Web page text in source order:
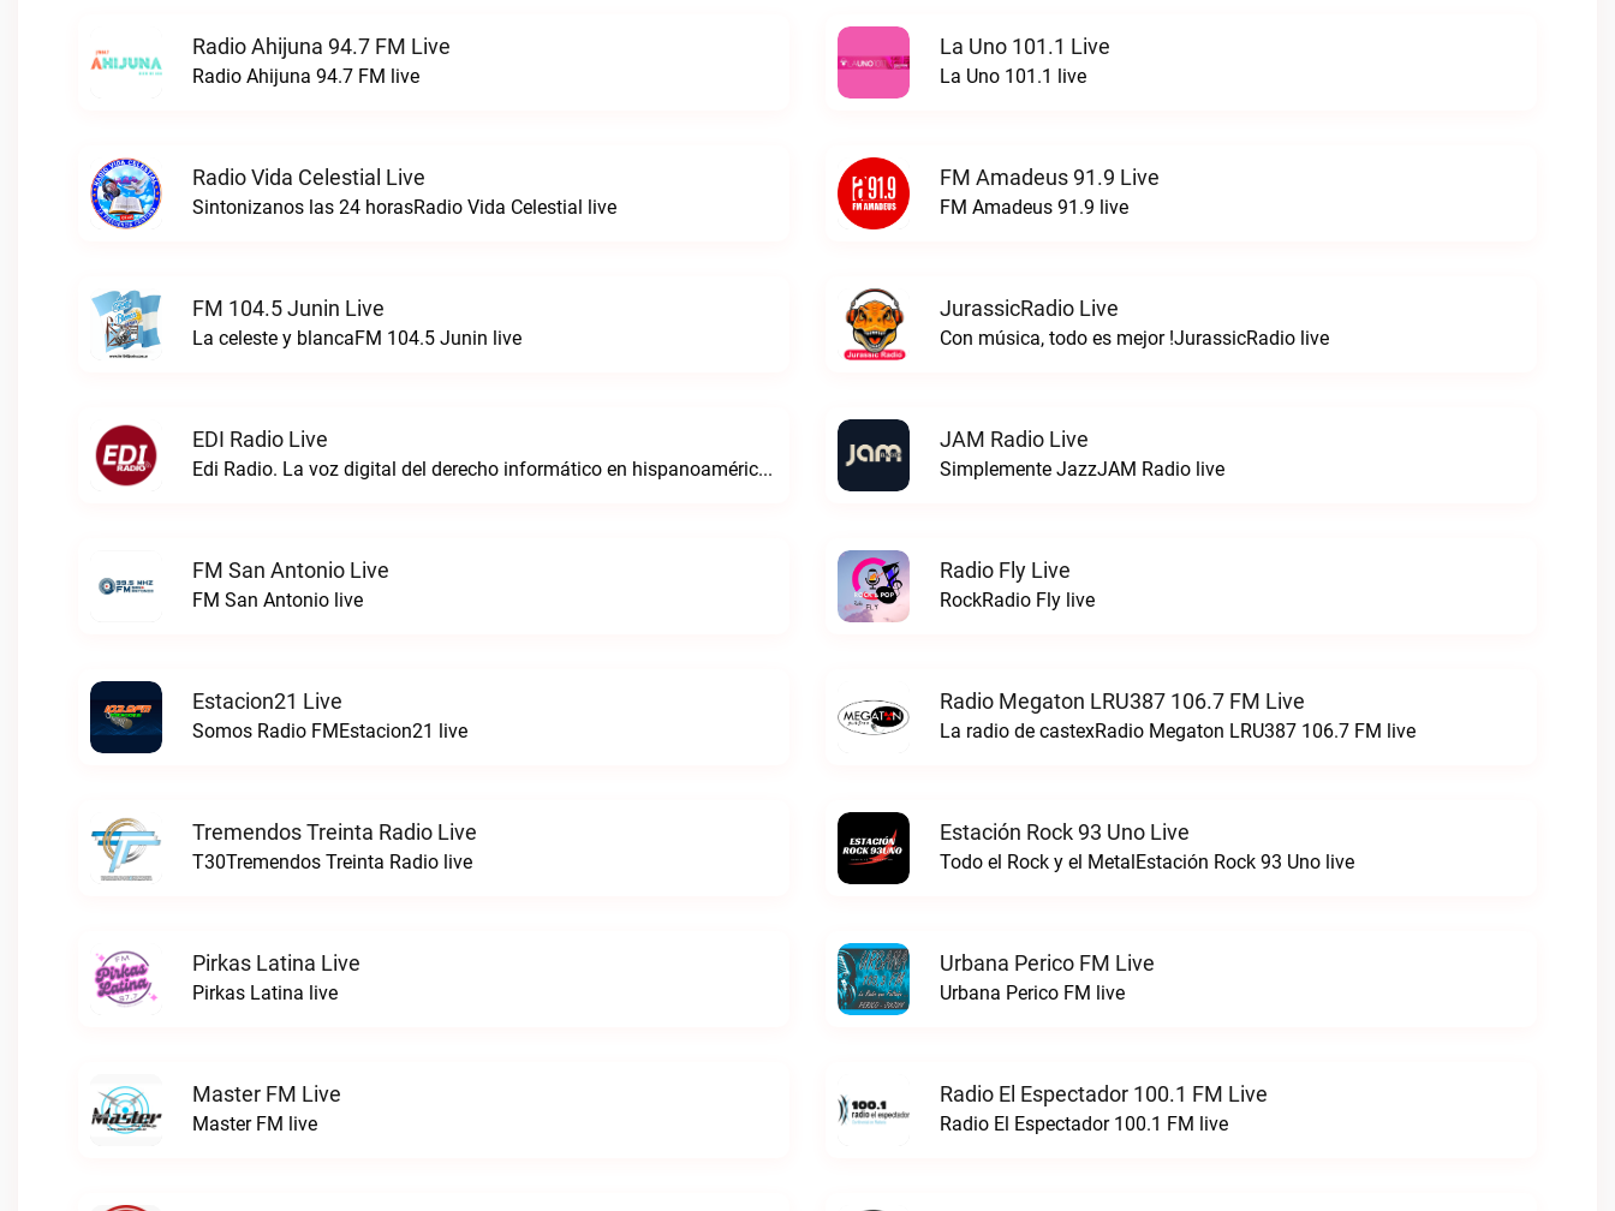
Radio Ahijuna 94.7 FM Live
Radio Ahijuna 94.7 FM live
La Uno 101.1 Live
La Uno 101.1 live
Radio Vida Celestial Live
Sintonizanos las 24 horasRadio Vida Celestial live
FM Amadeus 91.9 Live
FM Amadeus 91.9 live
FM 104.5 Junin Live
La celeste y blancaFM 104.5 Junin live
JurassicRadio Live
Con música, todo es mejor !JurassicRadio live
EDI Radio Live
Edi Radio. La voz digital del derecho informático en hispanoaméricaEDI Radio live
JAM Radio Live
Simplemente JazzJAM Radio live
FM San Antonio Live
FM San Antonio live
Radio Fly Live
RockRadio Fly live
Estacion21 Live
Somos Radio FMEstacion21 live
Radio Megaton LRU387 106.7 FM Live
La radio de castexRadio Megaton LRU387 106.7 FM live
Tremendos Treinta Radio Live
T30Tremendos Treinta Radio live
Estación Rock 93 Uno Live
Todo el Rock y el MetalEstación Rock 93 Uno live
Pirkas Latina Live
Pirkas Latina live
Urbana Perico FM Live
Urbana Perico FM live
Master FM Live
Master FM live
Radio El Espectador 100.1 FM Live
Radio El Espectador 100.1 FM live